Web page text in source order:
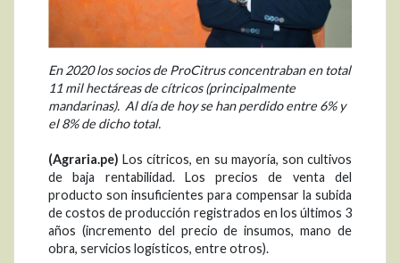
En 2020 los socios de ProCitrus concentraban en total
11 mil hectáreas de cítricos (principalmente
mandarinas). Al día de hoy se han perdido entre 6% y
el 8% de dicho total.
(Agraria.pe) Los cítricos, en su mayoría, son cultivos
de baja rentabilidad. Los precios de venta del
producto son insuficientes para compensar la subida
de costos de producción registrados en los últimos 3
años (incremento del precio de insumos, mano de
obra, servicios logísticos, entre otros).